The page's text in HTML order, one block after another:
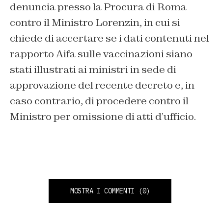
denuncia presso la Procura di Roma
contro il Ministro Lorenzin, in cui si
chiede di accertare se i dati contenuti nel
rapporto Aifa sulle vaccinazioni siano
stati illustrati ai ministri in sede di
approvazione del recente decreto e, in
caso contrario, di procedere contro il
Ministro per omissione di atti d’ufficio.
MOSTRA I COMMENTI (0)